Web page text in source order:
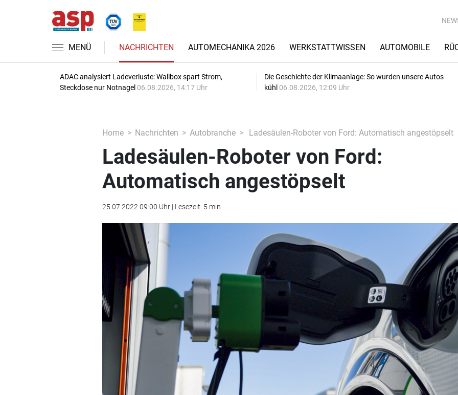
MENÜ NACHRICHTEN AUTOMECHANIKA 2026 WERKSTATTWISSEN AUTOMOBILE
ADAC analysiert Ladeverluste: Wallbox spart Strom,
Steckdose nur Notnagel 06.08.2026, 14:17 Uhr
Die Geschichte der Klimaanlage: So wurden unsere Autos
kühl 06.08.2026, 12:09 Uhr
Home Nachrichten Autobranche Ladesäulen-Roboter von Ford: Automatisch angestöpselt
Ladesäulen-Roboter von Ford:
Automatisch angestöpselt
25.07.2022 09:00 Uhr | Lesezeit: 5 min